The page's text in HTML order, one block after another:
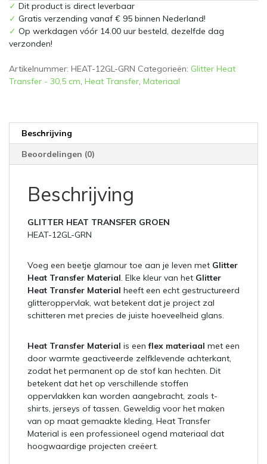
✓ Dit product is direct leverbaar
✓ Gratis verzending vanaf € 95 binnen Nederland!
✓ Op werkdagen vóór 14.00 uur besteld, dezelfde dag
verzonden!
Artikelnummer: HEAT-12GL-GRN Categorieën: Glitter Heat
Transfer - 30,5 cm, Heat Transfer, Materiaal
Beschrijving
Beoordelingen (0)
Beschrijving
GLITTER HEAT TRANSFER GROEN
HEAT-12GL-GRN
Voeg een beetje glamour toe aan je leven met Glitter
Heat Transfer Material. Elke kleur van het Glitter
Heat Transfer Material heeft een echt gestructureerd
glitteroppervlak, wat betekent dat je project zal
schitteren met precies de juiste hoeveelheid glans.
Heat Transfer Material is eenflex materiaal met een
door warmte geactiveerde zelfklevende achterkant,
zodat het permanent op de stof kan hechten. Dit
betekent dat het op verschillende stoffen
oppervlakken kan worden aangebracht, zoals t-
shirts, jerseys of tassen. Geweldig voor het maken
van op maat gemaakte kleding, Heat Transfer
Material is een professioneel ogend materiaal dat
hoogwaardige projecten creëert.